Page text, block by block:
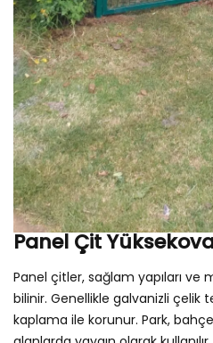
Panel Çit
Panel çitler, sağlam yapıları ve
bilinir. Genellikle galvanizli çelik
kaplama ile korunur. Park,